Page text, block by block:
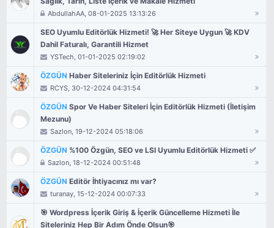
AbdullahAA, 08-01-2025 13:13:26
SEO Uyumlu Editörlük Hizmeti! 🚀 Her Siteye Uygun 🚀 KDV
Dahil Faturalı, Garantili Hizmet
YSTech, 01-01-2025 02:19:02
ÖZGÜNHaber Siteleriniz İçin Editörlük Hizmeti
RCYS, 30-12-2024 04:31:54
ÖZGÜNSpor Ve Haber Siteleri İçin Editörlük Hizmeti (İletişim
Mezunu)
Sazlon, 19-12-2024 05:18:06
ÖZGÜN %100 Özgün, SEO ve LSI Uyumlu Editörlük Hizmeti ✅
Sazlon, 18-12-2024 00:51:48
ÖZGÜNEditör İhtiyacınız mı var?
turanay, 15-12-2024 00:07:33
🎯 Wordpress İçerik Giriş & İçerik Güncelleme Hizmeti İle
Siteleriniz Hep Bir Adım Önde Olsun🎯